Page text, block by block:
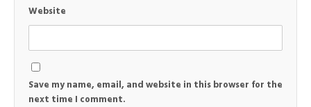
Website
Save my name, email, and website in this browser for the
next time I comment.